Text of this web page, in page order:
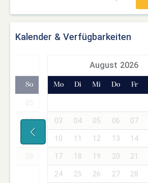
Kalender & Verfügbarkeiten
So
12
19
August 2026
Mo Di Mi Do Fr
03 04 05 06 07
10 11 12 13 14
17 18 19 20 21
24 25 26 27 28